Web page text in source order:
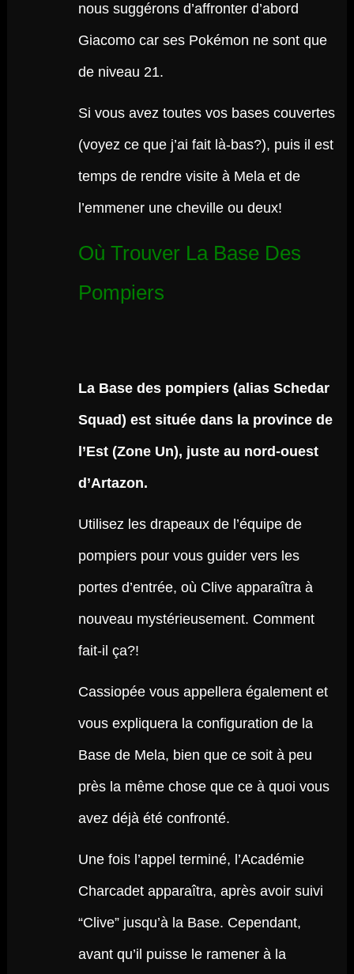
nous suggérons d’affronter d’abord
Giacomo car ses Pokémon ne sont que
de niveau 21.
Si vous avez toutes vos bases couvertes
(voyez ce que j’ai fait là-bas?), puis il est
temps de rendre visite à Mela et de
l’emmener une cheville ou deux!
Où Trouver La Base Des
Pompiers
La Base des pompiers (alias Schedar
Squad) est située dans la province de
l’Est (Zone Un), juste au nord-ouest
d’Artazon.
Utilisez les drapeaux de l’équipe de
pompiers pour vous guider vers les
portes d’entrée, où Clive apparaîtra à
nouveau mystérieusement. Comment
fait-il ça?!
Cassiopée vous appellera également et
vous expliquera la configuration de la
Base de Mela, bien que ce soit à peu
près la même chose que ce à quoi vous
avez déjà été confronté.
Une fois l’appel terminé, l’Académie
Charcadet apparaîtra, après avoir suivi
“Clive” jusqu’à la Base. Cependant,
avant qu’il puisse le ramener à la